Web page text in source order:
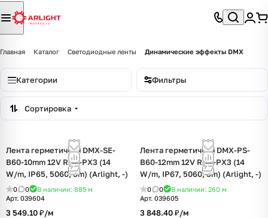
Главная Каталог Светодиодные ленты Динамические эффекты DMX
Категории Фильтры
Сортировка
Лента герметичная DMX-SE-
B60-10mm 12V RGB-PX3 (14
W/m, IP65, 5060, 5m) (Arlight, -)
0 0 В наличии: 885 м
Арт. 039604
3 549.10 ₽/м
Лента герметичная DMX-PS-
B60-12mm 12V RGB-PX3 (14
W/m, IP67, 5060, 5m) (Arlight, -)
0 0 В наличии: 260 м
Арт. 039605
3 848.40 ₽/м